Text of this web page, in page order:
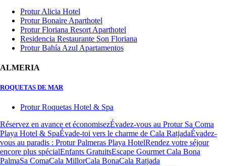
Protur Alicia Hotel
Protur Bonaire Aparthotel
Protur Floriana Resort Aparthotel
Residencia Restaurante Son Floriana
Protur Bahía Azul Apartamentos
ALMERIA
ROQUETAS DE MAR
Protur Roquetas Hotel & Spa
Réservez en avance et économisezÉvadez-vous au Protur Sa Coma
Playa Hotel & SpaÉvade-toi vers le charme de Cala RatjadaÉvadez-
vous au paradis : Protur Palmeras Playa HotelRendez votre séjour
encore plus spécialEnfants GratuitsEscape Gourmet Cala Bona
PalmaSa ComaCala MillorCala BonaCala Ratjada